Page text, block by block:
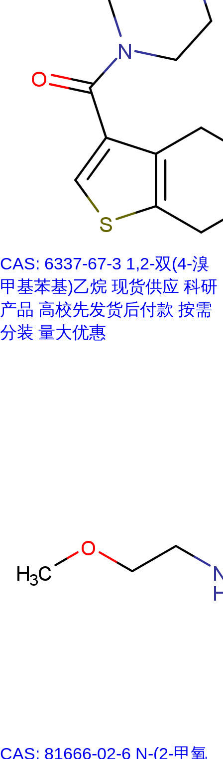
CAS: 6337-67-3 1,2-双(4-溴
甲基苯基)乙烷 现货供应 科研
产品 高校先发货后付款 按需
分装 量大优惠
CAS: 81666-02-6 N-(2-甲氧